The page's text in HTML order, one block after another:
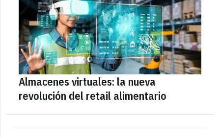
Almacenes virtuales: la nueva
revolución del retail alimentario